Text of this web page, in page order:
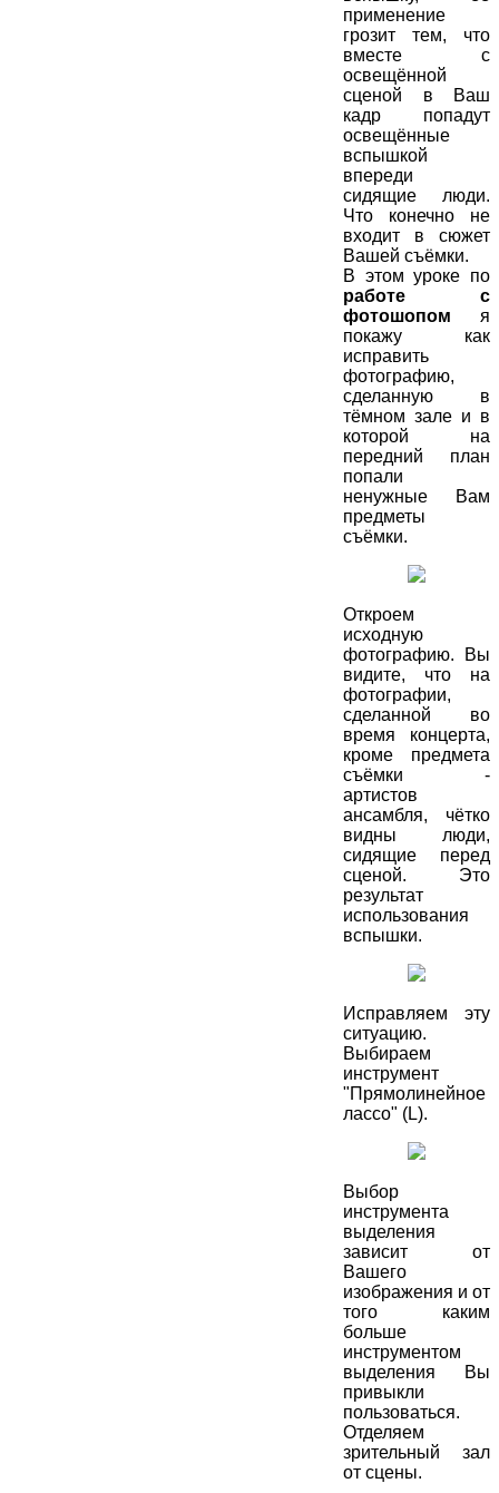
применение
грозит тем, что
вместе с
освещённой
сценой в Ваш
кадр попадут
освещённые
вспышкой
впереди
сидящие люди.
Что конечно не
входит в сюжет
Вашей съёмки.
В этом уроке по
работе с
фотошопом я
покажу как
исправить
фотографию,
сделанную в
тёмном зале и в
которой на
передний план
попали
ненужные Вам
предметы
съёмки.
Откроем
исходную
фотографию. Вы
видите, что на
фотографии,
сделанной во
время концерта,
кроме предмета
съёмки -
артистов
ансамбля, чётко
видны люди,
сидящие перед
сценой. Это
результат
использования
вспышки.
Исправляем эту
ситуацию.
Выбираем
инструмент
"Прямолинейное
лассо" (L).
Выбор
инструмента
выделения
зависит от
Вашего
изображения и от
того каким
больше
инструментом
выделения Вы
привыкли
пользоваться.
Отделяем
зрительный зал
от сцены.